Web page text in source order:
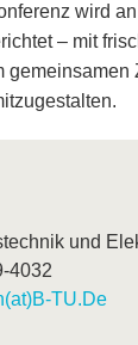
wird
– mit
und
4032
TU.De